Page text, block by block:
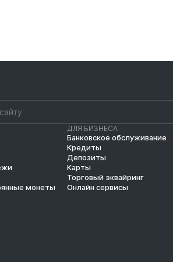
монеты
ДЛЯ БИЗНЕСА
Банковское обслуживание
Кредиты
Депозиты
Карты
Торговый эквайринг
Онлайн сервисы